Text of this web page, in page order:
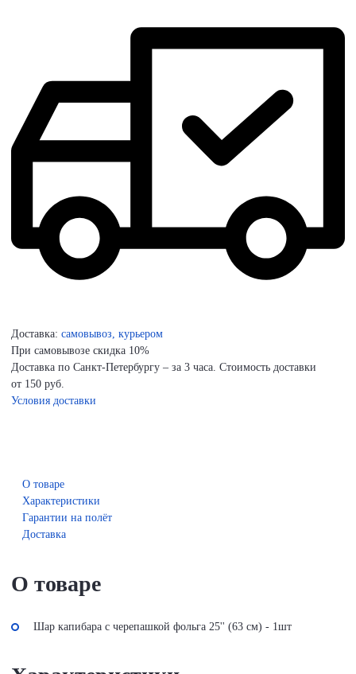
Доставка: самовывоз, курьером
При самовывозе скидка 10%
Доставка по Санкт-Петербургу – за 3 часа. Стоимость доставки
от 150 руб.
Условия доставки
О товаре
Характеристики
Гарантии на полёт
Доставка
О товаре
Шар капибара с черепашкой фольга 25'' (63 см) - 1шт